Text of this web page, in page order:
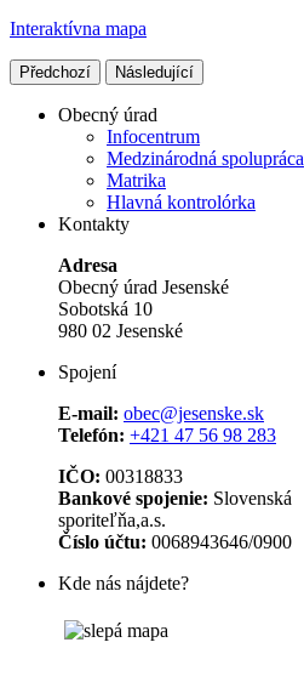
Interaktívna mapa
Předchozí Následující
Obecný úrad
Infocentrum
Medzinárodná spolupráca
Matrika
Hlavná kontrolórka
Kontakty
Adresa
Obecný úrad Jesenské
Sobotská 10
980 02 Jesenské
Spojení
E-mail: obec@jesenske.sk
Telefón: +421 47 56 98 283
IČO: 00318833
Bankové spojenie: Slovenská
sporiteľňa,a.s.
Číslo účtu: 0068943646/0900
Kde nás nájdete?